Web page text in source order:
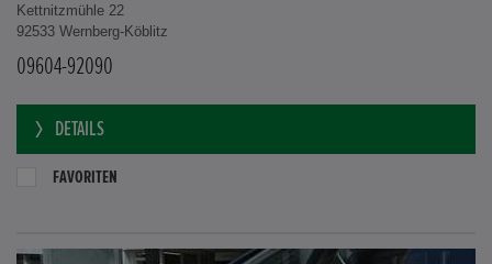
Kettnitzmühle 22
92533 Wernberg-Köblitz
09604-92090
DETAILS
FAVORITEN